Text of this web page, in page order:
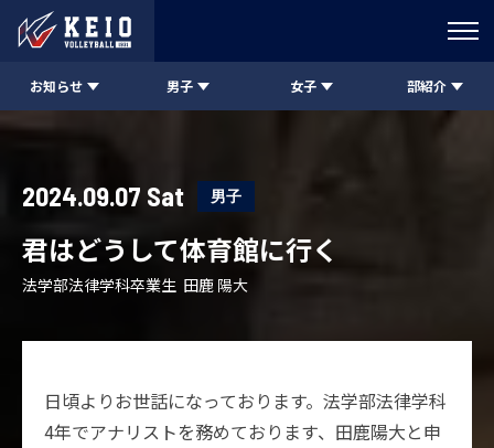
お知らせ 男子 女子 部紹介
2024.09.07 Sat 男子
君はどうして体育館に行く
法学部法律学科卒業生 田鹿 陽大
日頃よりお世話になっております。法学部法律学科
4年でアナリストを務めております、田鹿陽大と申